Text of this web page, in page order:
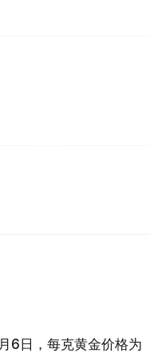
6日，每克黄金价格为